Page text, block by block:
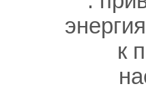
к